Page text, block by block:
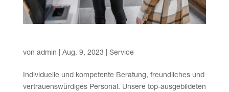
von admin Aug. 9, 2023 Service
Indi­vi­du­el­le und kom­pe­ten­te Bera­tung, freund­li­ches und
ver­trau­ens­wür­di­ges Per­so­nal. Unse­re top-aus­ge­bil­de­ten